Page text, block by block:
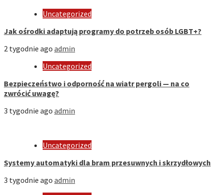
Uncategorized
Jak ośrodki adaptują programy do potrzeb osób LGBT+?
2 tygodnie ago admin
Uncategorized
Bezpieczeństwo i odporność na wiatr pergoli — na co
zwrócić uwagę?
3 tygodnie ago admin
Uncategorized
Systemy automatyki dla bram przesuwnych i skrzydłowych
3 tygodnie ago admin